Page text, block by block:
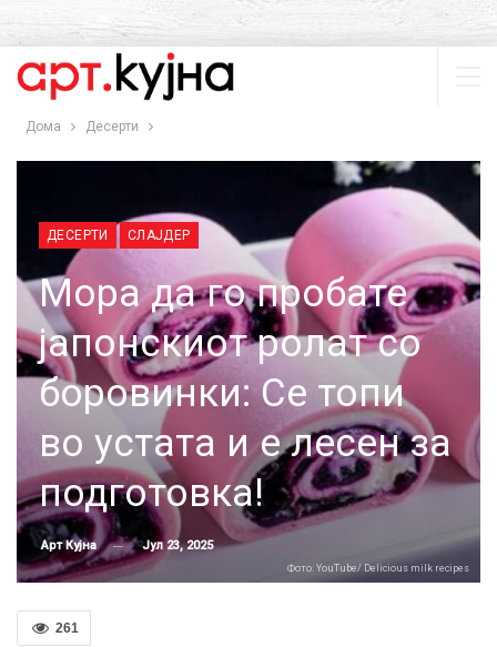
Дома Десерти
ДЕСЕРТИ СЛАЈДЕР
Мора да го пробате
јапонскиот ролат со
боровинки: Се топи
во устата и е лесен за
подготовка!
Арт Кујна Јул 23, 2025
Фото: YouTube/ Delicious milk recipes
261